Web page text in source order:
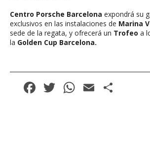
Centro Porsche Barcelona expondrá su
exclusivos en las instalaciones de Marina
sede de la regata, y ofrecerá un Trofeo a
la Golden Cup Barcelona.
Facebook
Twitter
WhatsApp
Email